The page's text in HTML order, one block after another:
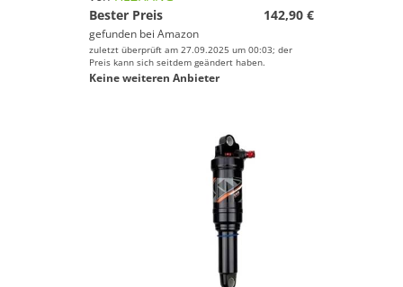
Bester Preis
142,90 €
gefunden bei Amazon
zuletzt überprüft am 27.09.2025 um 00:03; der
Preis kann sich seitdem geändert haben.
Keine weiteren Anbieter